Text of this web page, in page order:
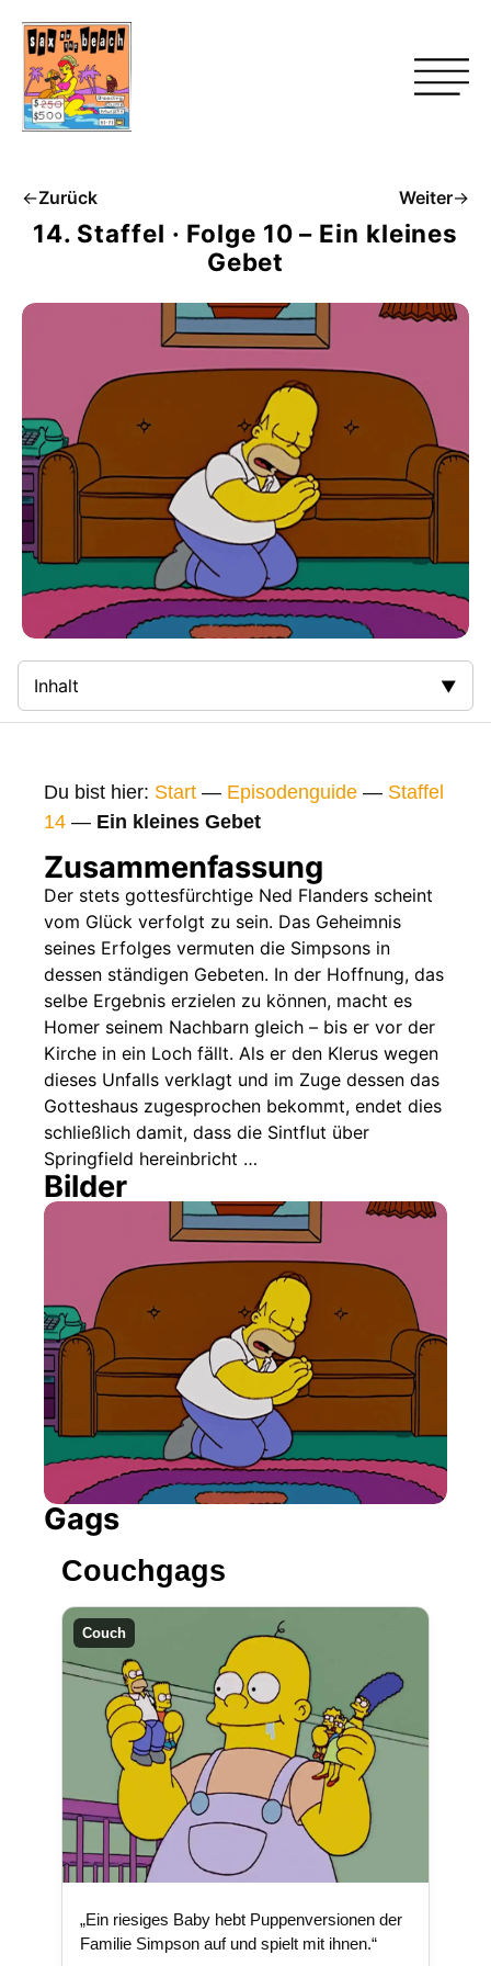
←Zurück Weiter→
14. Staffel · Folge 10 – Ein kleines
Gebet
Inhalt
Gags
Gaststars
Fakten
Sendetermine
Nächste / Vorherige Folge
Du bist hier: Start — Episodenguide — Staffel
14 — Ein kleines Gebet
Zusammenfassung
Der stets gottesfürchtige Ned Flanders scheint
vom Glück verfolgt zu sein. Das Geheimnis
seines Erfolges vermuten die Simpsons in
dessen ständigen Gebeten. In der Hoffnung, das
selbe Ergebnis erzielen zu können, macht es
Homer seinem Nachbarn gleich – bis er vor der
Kirche in ein Loch fällt. Als er den Klerus wegen
dieses Unfalls verklagt und im Zuge dessen das
Gotteshaus zugesprochen bekommt, endet dies
schließlich damit, dass die Sintflut über
Springfield hereinbricht …
Bilder
Gags
Couchgags
Couch
„Ein riesiges Baby hebt Puppenversionen der
Familie Simpson auf und spielt mit ihnen.“